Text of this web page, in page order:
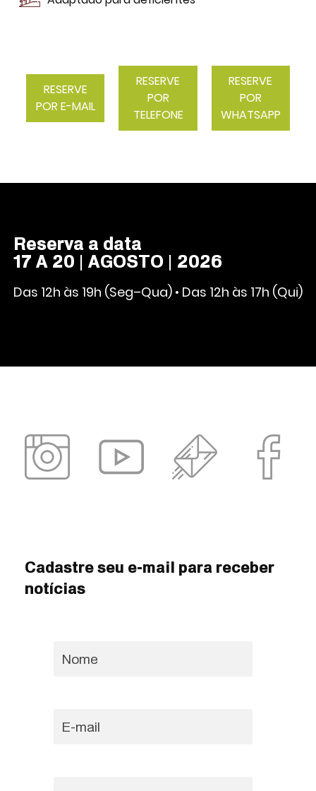
RESERVE
POR E-MAIL
RESERVE
POR
TELEFONE
RESERVE
POR
WHATSAPP
Reserva a data
17 A 20 | AGOSTO | 2026
Das 12h às 19h (Seg–Qua) • Das 12h às 17h (Qui)
Cadastre seu e-mail para receber
notícias